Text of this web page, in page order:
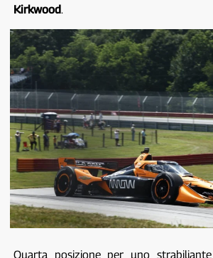
Kirkwood.
Quarta posizione per uno strabiliante